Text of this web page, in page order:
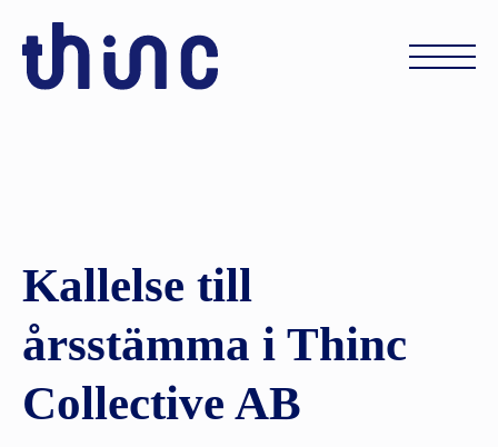
Kallelse till
årsstämma i Thinc
Collective AB